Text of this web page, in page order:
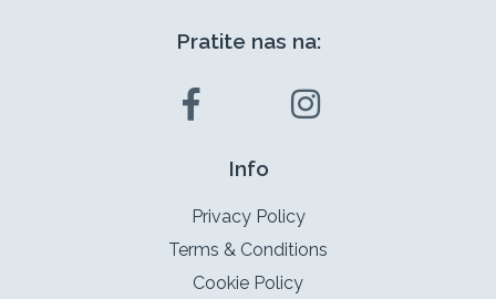
Pratite nas na:
Info
Privacy Policy
Terms & Conditions
Cookie Policy